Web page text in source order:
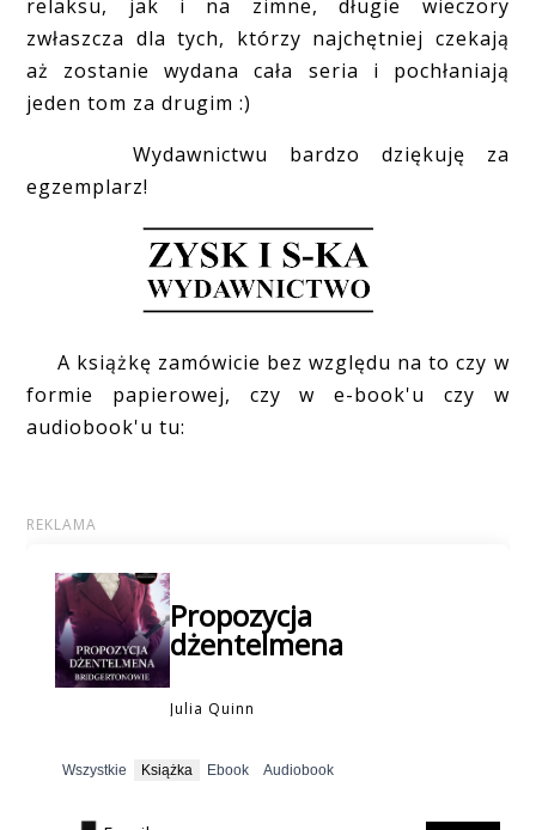
relaksu, jak i na zimne, długie wieczory
zwłaszcza dla tych, którzy najchętniej czekają
aż zostanie wydana cała seria i pochłaniają
jeden tom za drugim :)
Wydawnictwu bardzo dziękuję za
egzemplarz!
A książkę zamówicie bez względu na to czy w
formie papierowej, czy w e-book'u czy w
audiobook'u tu: